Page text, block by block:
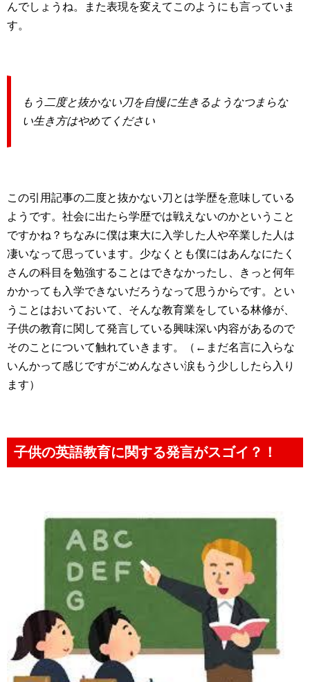
んでしょうね。また表現を変えてこのようにも言っていま
す。
もう二度と抜かない刀を自慢に生きるようなつまらな
い生き方はやめてください
この引用記事の二度と抜かない刀とは学歴を意味している
ようです。社会に出たら学歴では戦えないのかということ
ですかね？ちなみに僕は東大に入学した人や卒業した人は
凄いなって思っています。少なくとも僕にはあんなにたく
さんの科目を勉強することはできなかったし、きっと何年
かかっても入学できないだろうなって思うからです。とい
うことはおいておいて、そんな教育業をしている林修が、
子供の教育に関して発言している興味深い内容があるので
そのことについて触れていきます。（←まだ名言に入らな
いんかって感じですがごめんなさい涙もう少ししたら入り
ます）
子供の英語教育に関する発言がスゴイ？！